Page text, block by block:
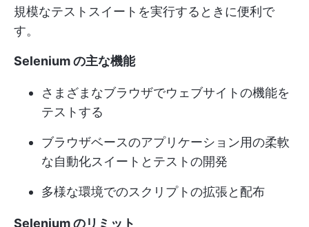
規模なテストスイートを実行するときに便利で
す。
Selenium の主な機能
さまざまなブラウザでウェブサイトの機能を
テストする
ブラウザベースのアプリケーション用の柔軟
な自動化スイートとテストの開発
多様な環境でのスクリプトの拡張と配布
Selenium のリミット